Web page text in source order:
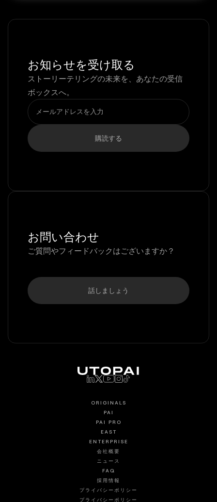
お知らせを受け取る
ストーリーテリングの未来を、あなたの受信
ボックスへ。
お問い合わせ
ご質問やフィードバックはございますか？
話しましょう
ORIGINALS
PAI
PAI PRO
EAST
ENTERPRISE
会社概要
ニュース
FAQ
採用情報
プライバシーポリシー
プライバシーポリシー